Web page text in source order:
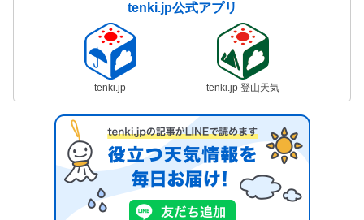
tenki.jp公式アプリ
tenki.jp tenki.jp 登山天気